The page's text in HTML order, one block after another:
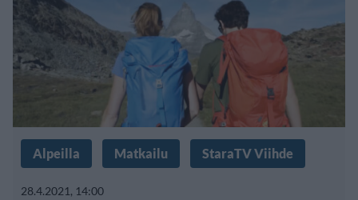
Alpeilla Matkailu StaraTV Viihde
28.4.2021, 14:00